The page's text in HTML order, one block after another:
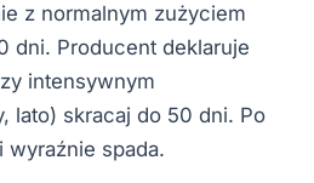
z normalnym zużyciem
dni. Producent deklaruje
intensywnym
lato) skracaj do 50 dni. Po
spada.